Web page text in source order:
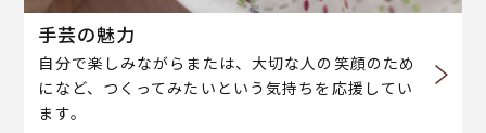
手芸の魅力
自分で楽しみながらまたは、大切な人の笑顔のため
になど、つくってみたいという気持ちを応援してい
ます。